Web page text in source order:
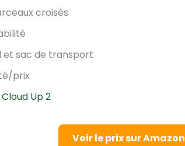
croisés
et sac de transport
prix
Up 2
Voir le prix sur Amazon